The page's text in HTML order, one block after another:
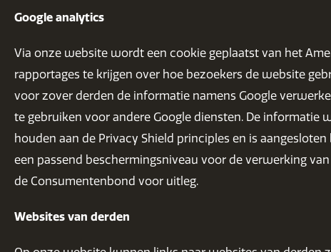
Google analytics
Via onze website wordt een cookie geplaatst van het
rapportages te krijgen over hoe bezoekers de website
voor zover derden de informatie namens Google
te gebruiken voor andere Google diensten. De informatie
houden aan de Privacy Shield principles en is
een passend beschermingsniveau voor de verwerking
de Consumentenbond voor uitleg.
Websites van derden